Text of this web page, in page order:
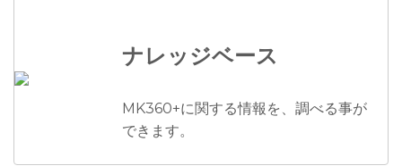
ナレッジベース
MK360+に関する情報を、調べる事が
できます。